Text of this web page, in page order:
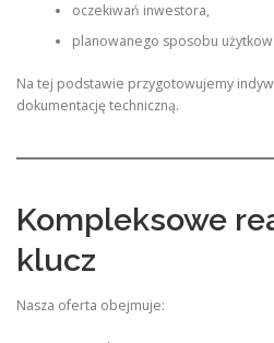
oczekiwań inwestora,
planowanego sposobu
Na tej podstawie przygotowujemy
dokumentację techniczną.
Kompleksowe
klucz
Nasza oferta obejmuje: